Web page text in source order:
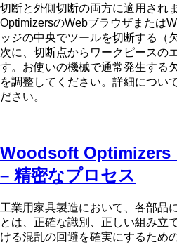
切断と外側切断の両方に適用され
OptimizersのWebブラウザまたは
ッジの中央でツールを切断する（
次に、切断点からワークピースの
す。お使いの機械で通常発生する
を調整してください。詳細につい
ださい。
Woodsoft Optimizers
– 精密なプロセス
工業用家具製造において、各部品
とは、正確な識別、正しい組み立
ける混乱の回避を確実にするため